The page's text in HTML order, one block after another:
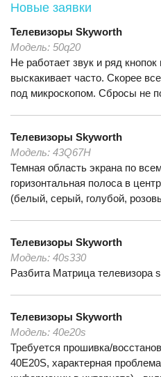
Новые заявки
Телевизоры Skyworth
Модель: 50q20
Не работает звук и ряд
выскакивает часто. Скорее
под микроскопом. Сбросы не
Телевизоры Skyworth
Модель: 43Q67H
Темная область экрана по
горизонтальная полоса в
(белый, серый, голубой,
Телевизоры Skyworth
Модель: 40s330
Разбита Матрица телевизора
Телевизоры Skyworth
Модель: 40e20s
Требуется прошивка/
40E20S, характерная